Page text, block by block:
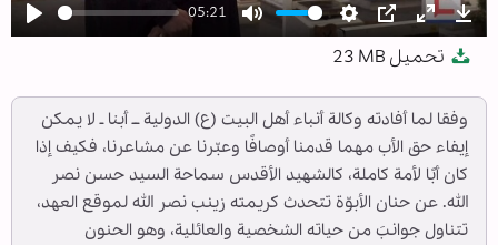
Play
05:21
Mute Settings
PIP Enter
تحميل 23 MB
وفقا لما أفادته وكالة أنباء أهل البيت (ع) الدولية ــ أبنا ـ لا يمكن
إيفاء حق الأب مهما قدمنا أوصافًا وعبّرنا عن مشاعرنا، فكيف إذا
كان أبًا لأمة كاملة، كالشهيد الأقدس سماحة السيد حسن نصر
الله. عن حنان الأبوّة تتحدث كريمته زينب نصر الله لموقع العهد،
تتناول جوانبَ من حياته الشخصية والعائلية، وهو الحنون